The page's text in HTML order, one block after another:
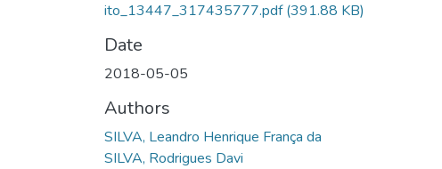
ito_13447_317435777.pdf(391.88 KB)
Date
2018-05-05
Authors
SILVA, Leandro Henrique França da
SILVA, Rodrigues Davi